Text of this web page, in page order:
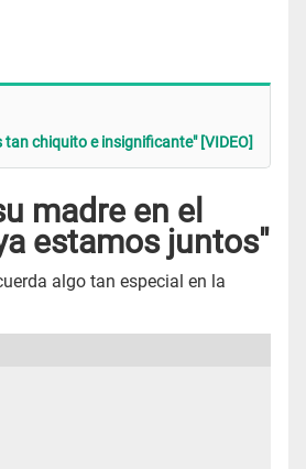
chiquito e insignificante" [VIDEO]
madre en el
estamos juntos"
algo tan especial en la